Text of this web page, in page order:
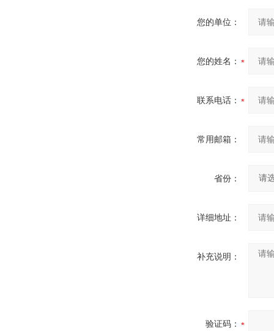
您的单位：
您的姓名：
联系电话：
常用邮箱：
省份：
详细地址：
补充说明：
验证码：